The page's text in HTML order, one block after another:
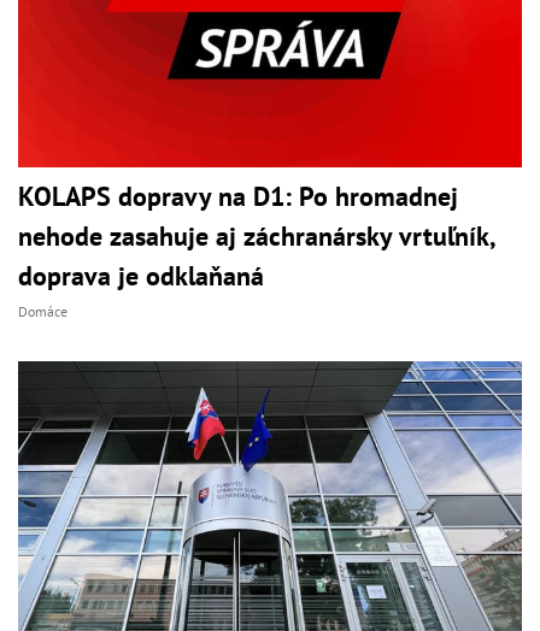
KOLAPS dopravy na D1: Po hromadnej
nehode zasahuje aj záchranársky vrtuľník,
doprava je odklaňaná
Domáce